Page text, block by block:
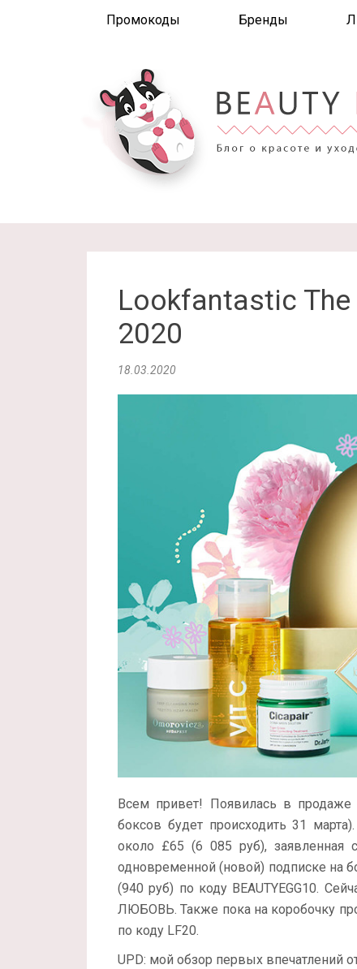
Промокоды Бренды
Lookfantastic
2020
18.03.2020
Всем привет! Появилась в продаже
боксов будет происходить 31
около £65 (6 085 руб), заявленная
одновременной (новой) подписке на
(940 руб) по коду BEAUTYEGG10.
ЛЮБОВЬ. Также пока на коробочку
по коду LF20.
UPD: мой обзор первых впечатлений